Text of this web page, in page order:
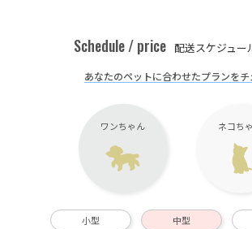
Schedule / price 配送スケジュー
あなたのペットに合わせたプランをチ
ワンちゃん ネコち
小型 中型